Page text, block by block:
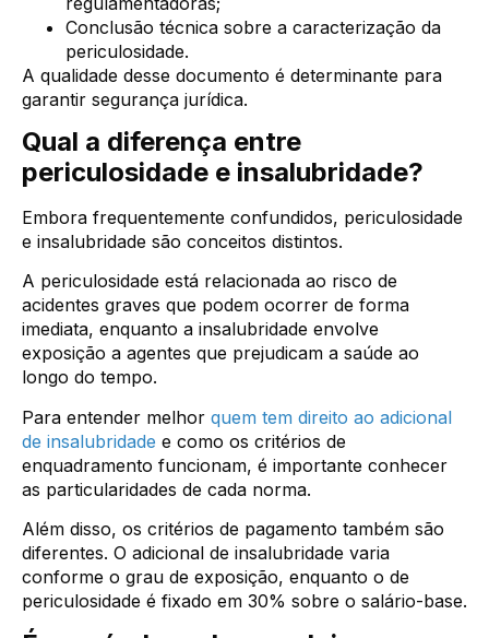
Conclusão técnica sobre a caracterização da
periculosidade.
A qualidade desse documento é determinante para
garantir segurança jurídica.
Qual a diferença entre
periculosidade e insalubridade?
Embora frequentemente confundidos, periculosidade
e insalubridade são conceitos distintos.
A periculosidade está relacionada ao risco de
acidentes graves que podem ocorrer de forma
imediata, enquanto a insalubridade envolve
exposição a agentes que prejudicam a saúde ao
longo do tempo.
Para entender melhor quem tem direito ao adicional
de insalubridade e como os critérios de
enquadramento funcionam, é importante conhecer
as particularidades de cada norma.
Além disso, os critérios de pagamento também são
diferentes. O adicional de insalubridade varia
conforme o grau de exposição, enquanto o de
periculosidade é fixado em 30% sobre o salário-base.